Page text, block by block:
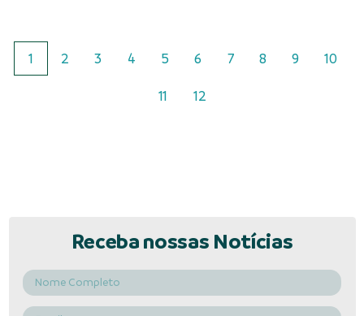
1 2 3 4 5 6 7 8 9 10
11 12
Receba nossas Notícias